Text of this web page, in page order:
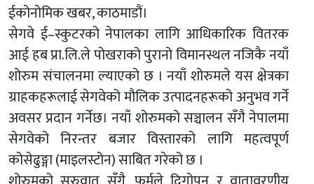
ईकोनोमिक खबर, काठमाडौं।
सेगवे ई–स्कुटरको नेपालका लागि आधिकारिक वितरक
आई हब प्रा.लि.ले पोखराको पुरानो विमानस्थल नजिकै नयाँ
शोरुम संचालनमा ल्याएको छ । नयाँ शोरुमले यस क्षेत्रका
ग्राहकहरूलाई सेगवेको मौलिक उत्पादनहरूको अनुभव गर्ने
अवसर प्रदान गर्नेछ। नयाँ शोरुमको सञ्चालन सँगै नेपालमा
सेगवेको निरन्तर बजार विस्तारको लागि महत्वपूर्ण
कोसेढुङ्गा (माइलस्टोन) साबित गरेको छ ।